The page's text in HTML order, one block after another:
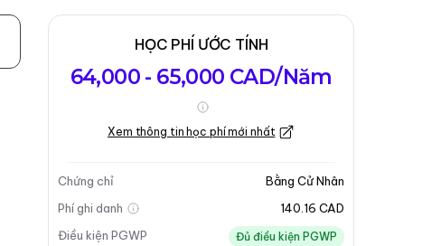
HỌC PHÍ ƯỚC TÍNH
64,000 - 65,000 CAD/Năm
Xem thông tin học phí mới nhất
Chứng chỉ
Bằng Cử Nhân
Phí ghi danh
140.16 CAD
Điều kiện PGWP
Đủ điều kiện PGWP